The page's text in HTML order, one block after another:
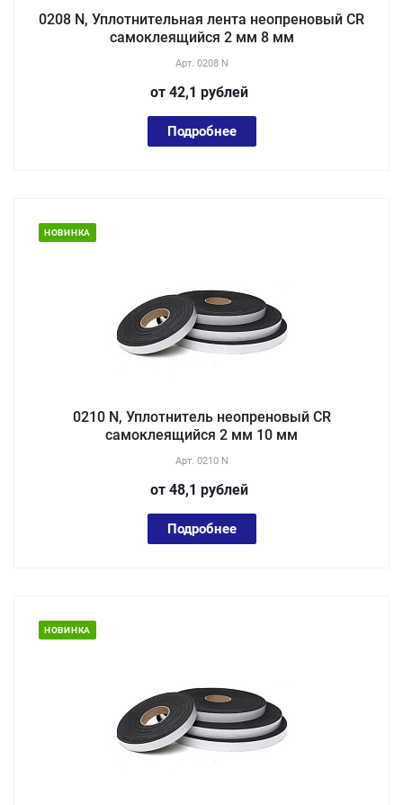
0208 N, Уплотнительная лента неопреновый CR
самоклеящийся 2 мм 8 мм
Арт. 0208 N
от 42,1 рублей
Подробнее
НОВИНКА
0210 N, Уплотнитель неопреновый CR
самоклеящийся 2 мм 10 мм
Арт. 0210 N
от 48,1 рублей
Подробнее
НОВИНКА